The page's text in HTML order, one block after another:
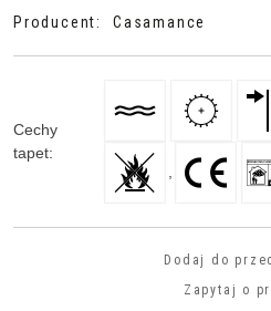
Producent: Casamance
Cechy
tapet:
Dodaj do
Zapytaj o